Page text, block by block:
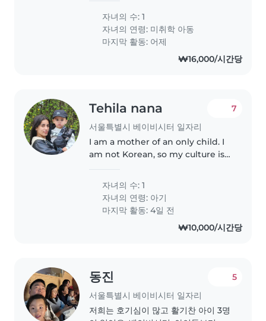
원 이후 교육 및 보육이 필요함
자녀의 수: 1
자녀의 연령: 미취학 아동
마지막 활동: 어제
₩16,000/시간당
Tehila nana
서울특별시 베이비시터 일자리
7
I am a mother of an only child. I
am not Korean, so my culture is a
Korean and he works at night as
a chef. I sometimes go out to
meet my friends or..
자녀의 수: 1
자녀의 연령: 아기
마지막 활동: 4일 전
₩10,000/시간당
동진
서울특별시 베이비시터 일자리
5
저희는 호기심이 많고 활기찬 아이 3명